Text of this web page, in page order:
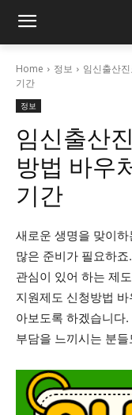
Home 정보
임신출산
기간
정보
임신출산
방법 바우
기간
새로운 생명을 맞이
많은 준비가 필요하
관심이 있어 하는 제
지원제도 신청방법
아보도록 하겠습니다
부담을 느끼시는 분